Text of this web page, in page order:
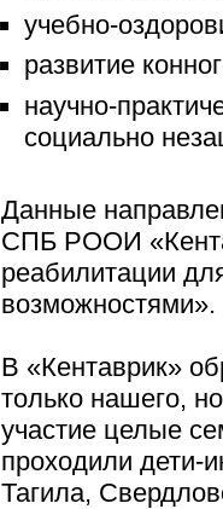
учебно-
развитие
научно-
социально
Данные
СПБ РООИ
реабилитации
возможностями».
В «Кентаврик»
только нашего,
участие целые
проходили дети-
Тагила,